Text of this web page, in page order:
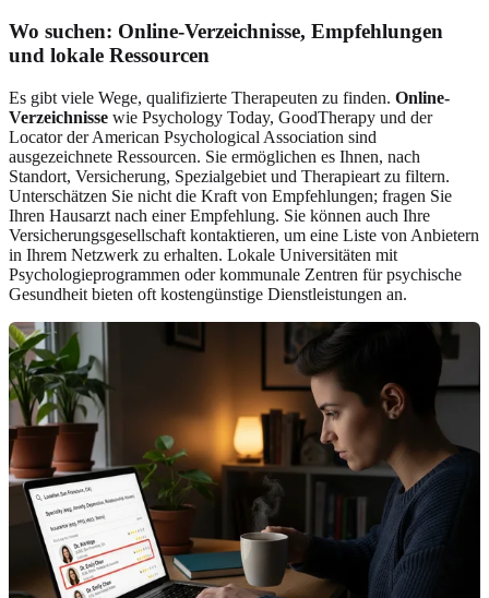
Wo suchen: Online-Verzeichnisse, Empfehlungen
und lokale Ressourcen
Es gibt viele Wege, qualifizierte Therapeuten zu finden. Online-
Verzeichnisse wie Psychology Today, GoodTherapy und der
Locator der American Psychological Association sind
ausgezeichnete Ressourcen. Sie ermöglichen es Ihnen, nach
Standort, Versicherung, Spezialgebiet und Therapieart zu filtern.
Unterschätzen Sie nicht die Kraft von Empfehlungen; fragen Sie
Ihren Hausarzt nach einer Empfehlung. Sie können auch Ihre
Versicherungsgesellschaft kontaktieren, um eine Liste von Anbietern
in Ihrem Netzwerk zu erhalten. Lokale Universitäten mit
Psychologieprogrammen oder kommunale Zentren für psychische
Gesundheit bieten oft kostengünstige Dienstleistungen an.